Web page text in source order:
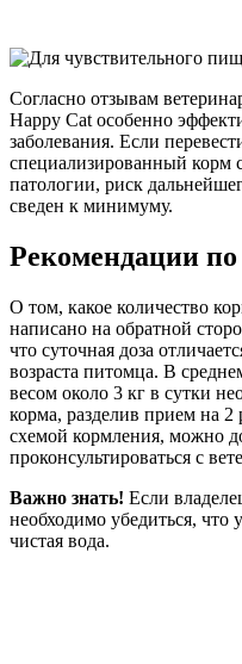
Согласно отзывам
Happy Cat особенно
заболевания. Если
специализированный корм
патологии, риск
сведен к минимуму.
Рекомендации
О том, какое количество
написано на обратной
что суточная доза
возраста питомца. В
весом около 3 кг в сутки
корма, разделив прием на 2
схемой кормления, можно
проконсультироваться с
Важно знать! Если
необходимо убедиться, что
чистая вода.